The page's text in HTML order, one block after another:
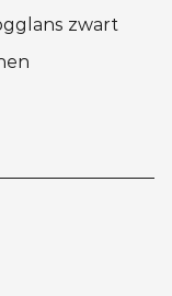
zwart